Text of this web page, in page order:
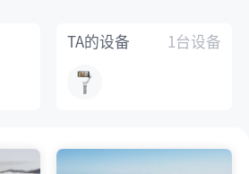
TA的设备 1台设备